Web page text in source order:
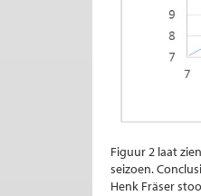
Figuur 2 laat
seizoen.
Henk Fräser